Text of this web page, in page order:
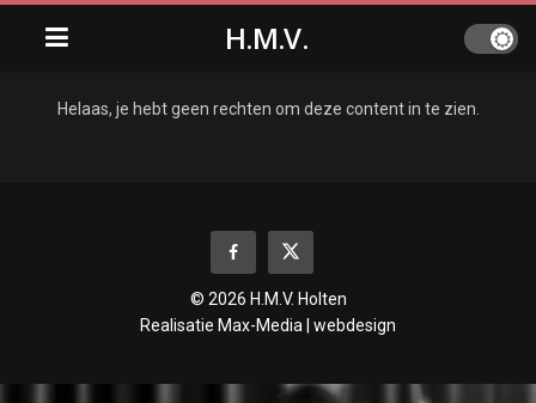
H.M.V.
Helaas, je hebt geen rechten om deze content in te zien.
© 2026 H.M.V. Holten
Realisatie Max-Media | webdesign